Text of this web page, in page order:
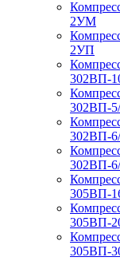
2УМ
2УП
302ВП-
302ВП-
302ВП-
302ВП-
305ВП-
305ВП-
305ВП-